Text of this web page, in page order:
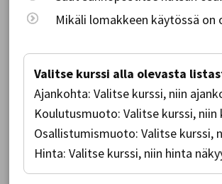
Mikäli lomakkeen käytössä on
Valitse kurssi alla olevasta
Ajankohta:Valitse kurssi, niin
Koulutusmuoto:Valitse kurssi,
Osallistumismuoto:Valitse kurssi,
Hinta:Valitse kurssi, niin hinta